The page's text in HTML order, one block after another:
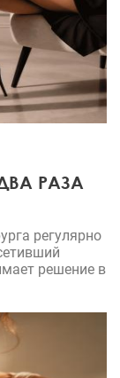
РАЗА
регулярно
решение в